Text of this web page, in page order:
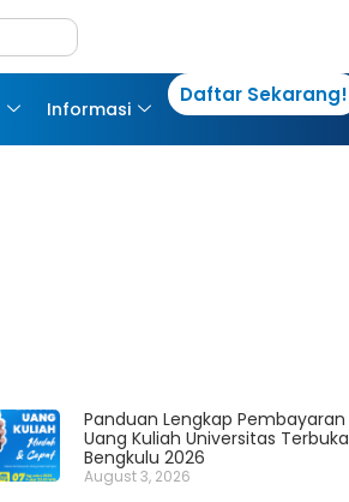
Informasi
Daftar Sekarang!
Panduan Lengkap Pembayaran
Uang Kuliah Universitas Terbuka
Bengkulu 2026
August 3, 2026